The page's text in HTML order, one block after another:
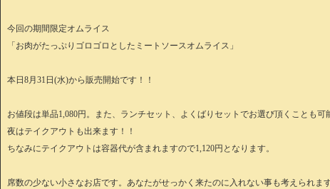
今回の期間限定オムライス
「お肉がたっぷりゴロゴロとしたミートソースオムライス」
本日8月31日(水)から販売開始です！！
お値段は単品1,080円。また、ランチセット、よくばりセットでお選び頂くことも可
夜はテイクアウトも出来ます！！
ちなみにテイクアウトは容器代が含まれますので1,120円となります。
席数の少ない小さなお店です。あなたがせっかく来たのに入れない事も考えられま